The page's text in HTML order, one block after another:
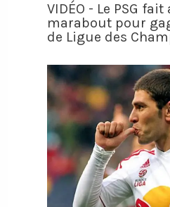
VIDÉO - Le PSG
marabout pour
de Ligue des